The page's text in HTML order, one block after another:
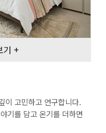
기 +
이 고민하고 연구합니다.
기를 담고 온기를 더하면